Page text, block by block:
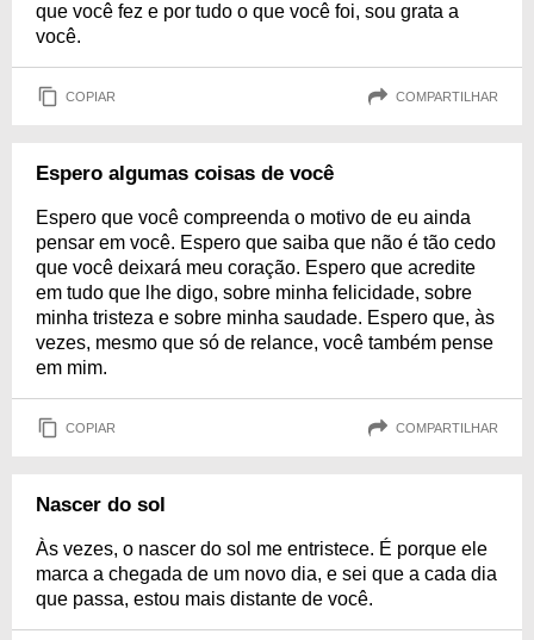
que você fez e por tudo o que você foi, sou grata a
você.
COPIAR COMPARTILHAR
Espero algumas coisas de você
Espero que você compreenda o motivo de eu ainda
pensar em você. Espero que saiba que não é tão cedo
que você deixará meu coração. Espero que acredite
em tudo que lhe digo, sobre minha felicidade, sobre
minha tristeza e sobre minha saudade. Espero que, às
vezes, mesmo que só de relance, você também pense
em mim.
COPIAR COMPARTILHAR
Nascer do sol
Às vezes, o nascer do sol me entristece. É porque ele
marca a chegada de um novo dia, e sei que a cada dia
que passa, estou mais distante de você.